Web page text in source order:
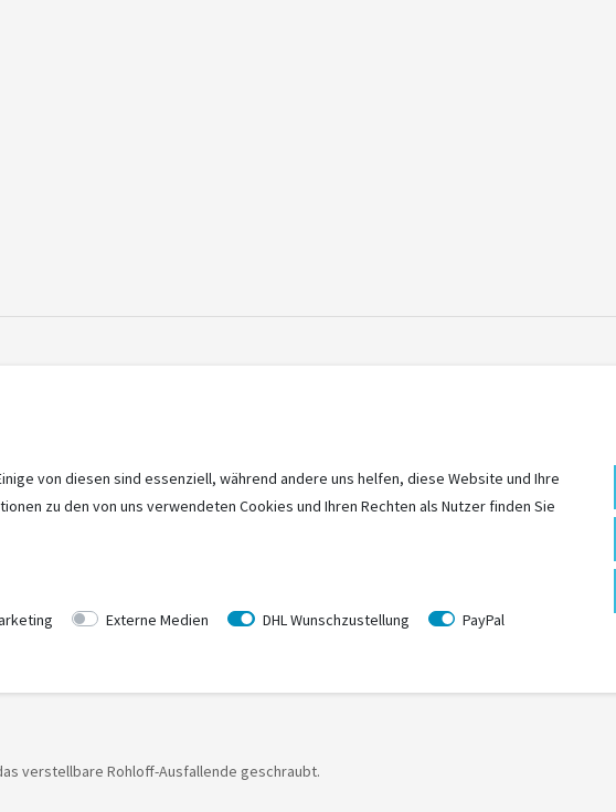
den Aufnahmepunkten des Pletscher Ständerssystems von innen angeschraubt
verstellbare Rohloff-Ausfallende geschraubt.
von diesen sind essenziell, während andere uns helfen, diese Website und Ihre
zu den von uns verwendeten Cookies und Ihren Rechten als Nutzer finden Sie
Externe Medien DHL Wunschzustellung
PayPal